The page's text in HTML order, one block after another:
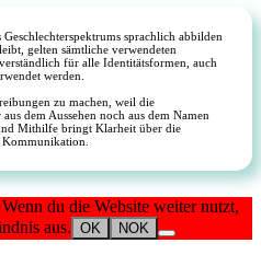
sprachlich abbilden
gelten sämtliche verwendeten
für alle Identitätsformen, auch
werden.
zu machen, weil die
dem Aussehen noch aus dem Namen
Mithilfe bringt Klarheit über die
du die Website weiter nutzt,
aus. OK NOK